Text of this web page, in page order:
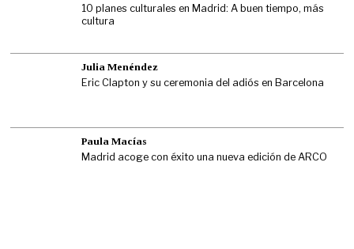
10 planes culturales en Madrid: A buen tiempo, más
cultura
Julia Menéndez
Eric Clapton y su ceremonia del adiós en Barcelona
Paula Macías
Madrid acoge con éxito una nueva edición de ARCO